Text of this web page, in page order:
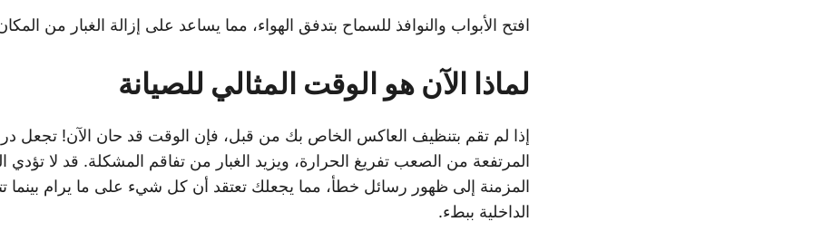
افتح الأبواب والنوافذ للسماح بتدفق الهواء، مما يساعد على إزالة الغبار من
لماذا الآن هو الوقت المثالي للصيانة
إذا لم تقم بتنظيف العاكس الخاص بك من قبل، فإن الوقت قد حان الآن! تجعل
المرتفعة من الصعب تفريغ الحرارة، ويزيد الغبار من تفاقم المشكلة. قد لا
المزمنة إلى ظهور رسائل خطأ، مما يجعلك تعتقد أن كل شيء على ما يرام بينما
الداخلية ببطء.